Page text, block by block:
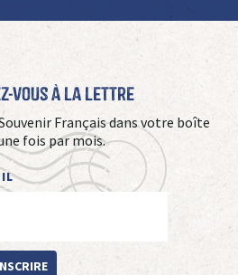
vous à La Lettre
Français dans votre boîte
fois par mois.